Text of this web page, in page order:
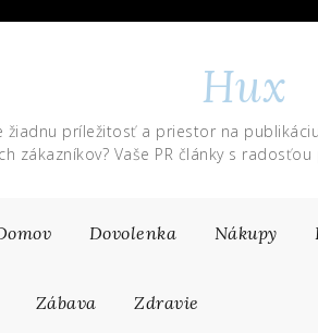
Hux
žiadnu príležitosť a priestor na
zákazníkov? Vaše PR články s
Dovolenka Nákupy
Zábava Zdravie